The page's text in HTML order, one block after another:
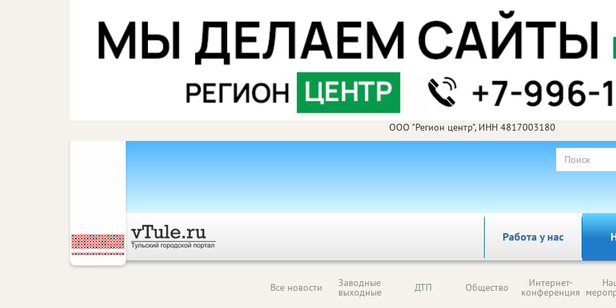
ООО "Регион центр", ИНН 4817003180
Работа у нас
Все новости Заводные
выходные ДТП Общество Интернет-
конференция